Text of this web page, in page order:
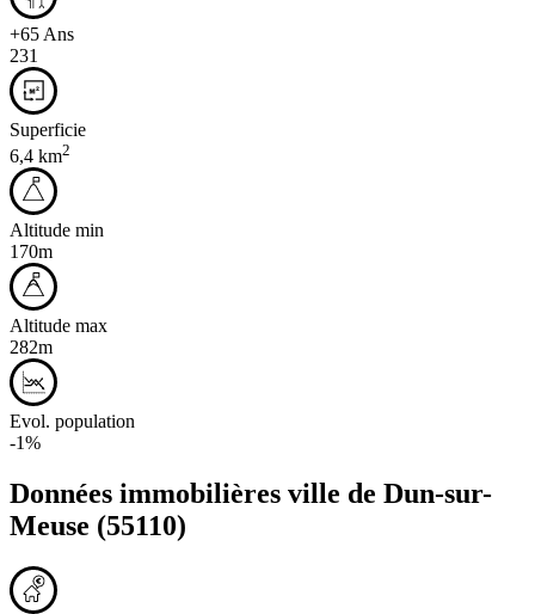
+65 Ans
231
Superficie
6,4 km2
Altitude min
170m
Altitude max
282m
Evol. population
-1%
Données immobilières ville de Dun-sur-
Meuse (55110)